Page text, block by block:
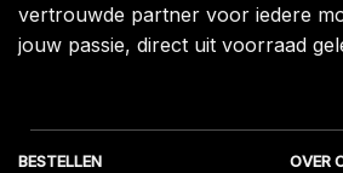
vertrouwde partner voor iedere
jouw passie, direct uit voorraad
BESTELLEN OVER